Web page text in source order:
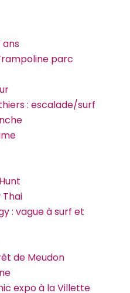
ans
parc
: escalade/surf
Thai
: vague à surf et
de Meudon
expo à la Villette